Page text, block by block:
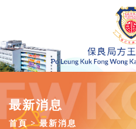
最新消息
首頁 最新消息